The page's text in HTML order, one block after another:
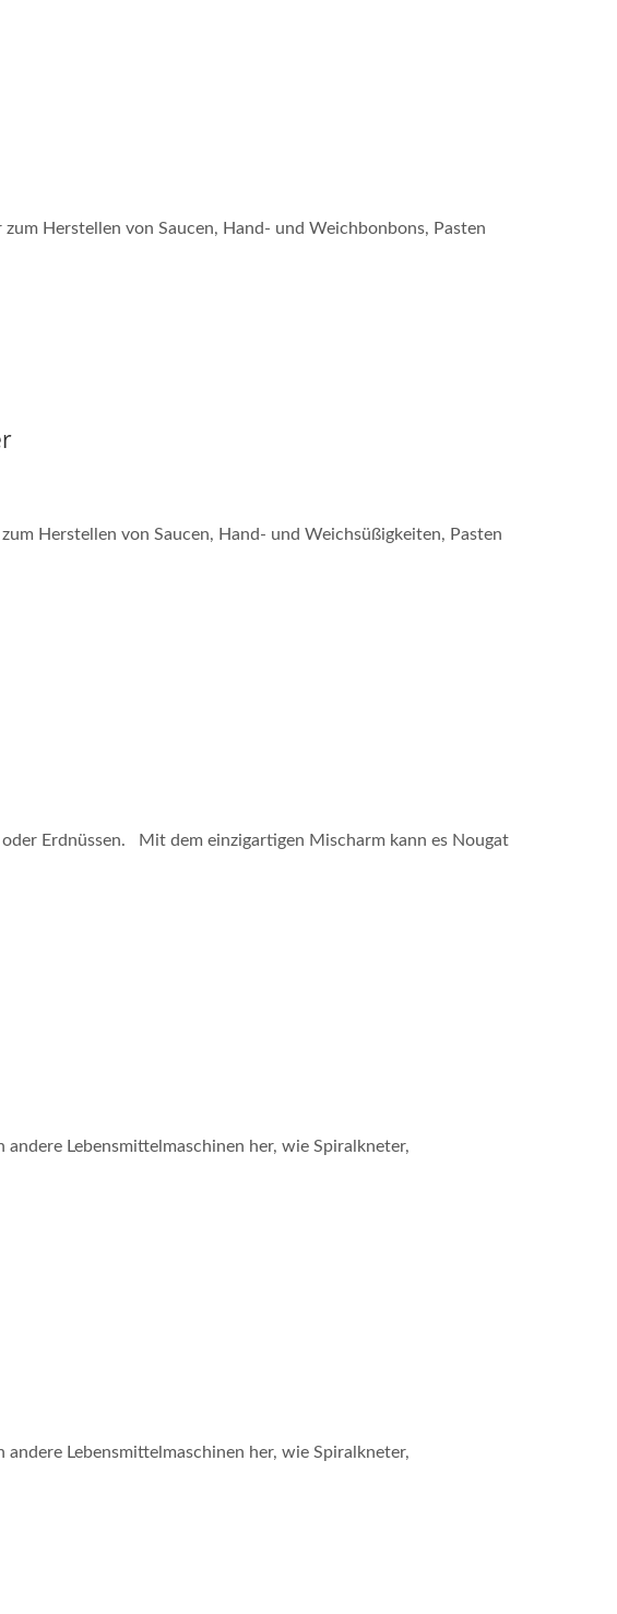
Herstellen von Saucen, Hand- und Weichbonbons, Pasten
Herstellen von Saucen, Hand- und Weichsüßigkeiten, Pasten
Erdnüssen. Mit dem einzigartigen Mischarm kann es Nougat
Lebensmittelmaschinen her, wie Spiralkneter,
Lebensmittelmaschinen her, wie Spiralkneter,